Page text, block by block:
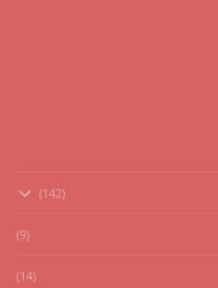
(142)
(9)
(14)